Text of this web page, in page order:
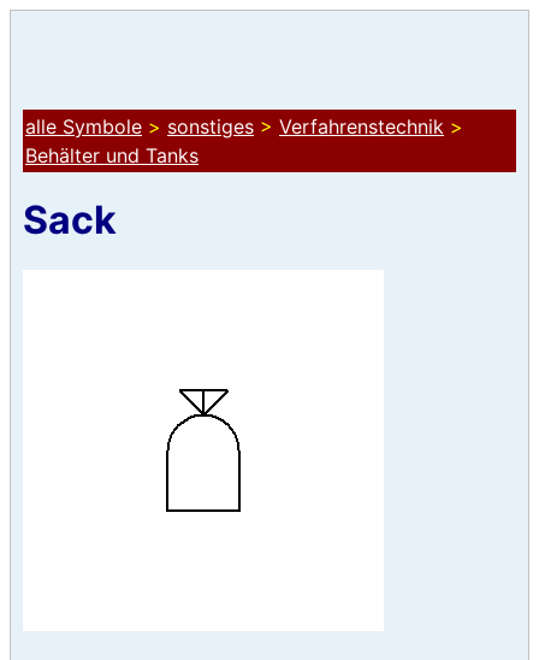
alle Symbole > sonstiges > Verfahrenstechnik >
Behälter und Tanks
Sack